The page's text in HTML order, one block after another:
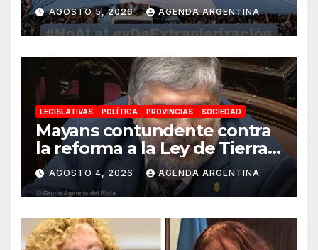
reforma de la Ley de Tierras
impulsada por Milei: «La
soberanía no se negocia»
AGOSTO 5, 2026 AGENDA ARGENTINA
LEGISLATIVAS POLÍTICA PROVINCIAS SOCIEDAD
Mayans contundente contra
la reforma a la Ley de Tierras:
«Esta ley vende el país»
AGOSTO 4, 2026 AGENDA ARGENTINA